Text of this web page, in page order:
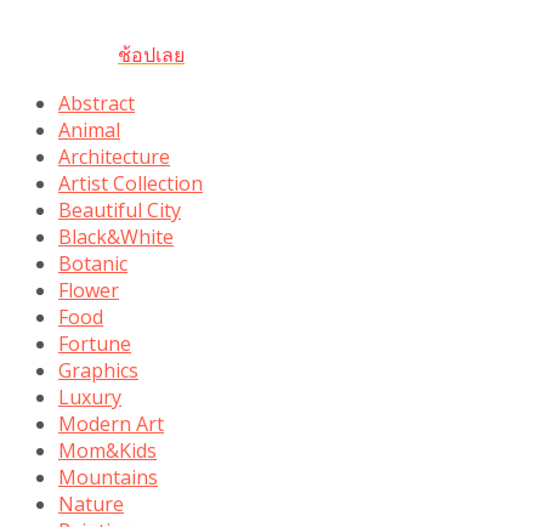
ช้อปเลย
Abstract
Animal
Architecture
Artist Collection
Beautiful City
Black&White
Botanic
Flower
Food
Fortune
Graphics
Luxury
Modern Art
Mom&Kids
Mountains
Nature